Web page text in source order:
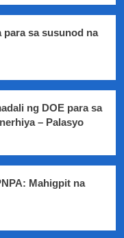
para sa susunod na
ng DOE para sa
– Palasyo
Mahigpit na